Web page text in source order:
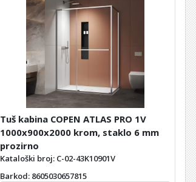
Tuš kabina COPEN ATLAS PRO 1V
1000x900x2000 krom, staklo 6 mm
prozirno
Kataloški broj: C-02-43K10901V
Barkod: 8605030657815